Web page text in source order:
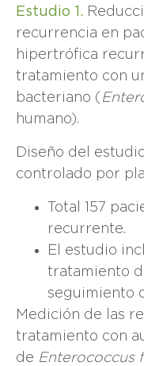
Estudio 1.
recurrencia en
hipertrófica
tratamiento con
bacteriano (
humano).
Diseño del
controlado por
Total 157
recurrente.
El estudio
tratamiento
seguimiento
Medición de las
tratamiento con
de Enterococcus